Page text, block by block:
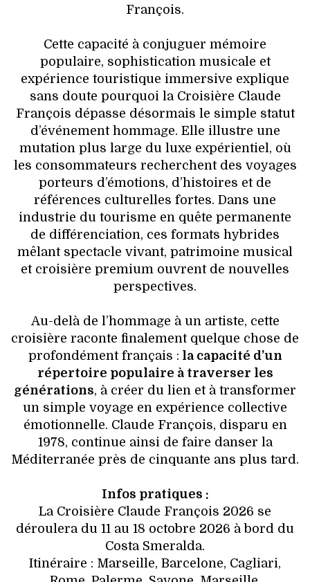
François.
Cette capacité à conjuguer mémoire
populaire, sophistication musicale et
expérience touristique immersive explique
sans doute pourquoi la Croisière Claude
François dépasse désormais le simple statut
d’événement hommage. Elle illustre une
mutation plus large du luxe expérientiel, où
les consommateurs recherchent des voyages
porteurs d’émotions, d’histoires et de
références culturelles fortes. Dans une
industrie du tourisme en quête permanente
de différenciation, ces formats hybrides
mêlant spectacle vivant, patrimoine musical
et croisière premium ouvrent de nouvelles
perspectives.
Au-delà de l’hommage à un artiste, cette
croisière raconte finalement quelque chose de
profondément français : la capacité d’un
répertoire populaire à traverser les
générations, à créer du lien et à transformer
un simple voyage en expérience collective
émotionnelle. Claude François, disparu en
1978, continue ainsi de faire danser la
Méditerranée près de cinquante ans plus tard.
Infos pratiques :
La Croisière Claude François 2026 se
déroulera du 11 au 18 octobre 2026 à bord du
Costa Smeralda.
Itinéraire : Marseille, Barcelone, Cagliari,